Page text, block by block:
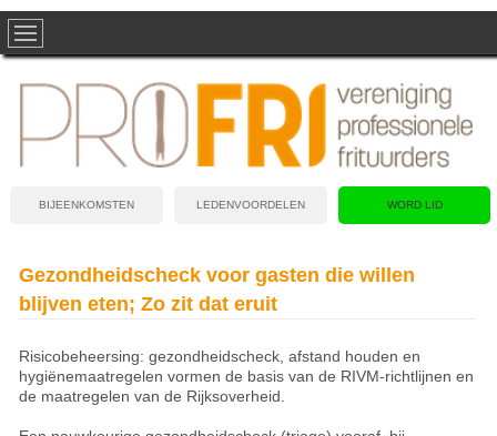
BIJEENKOMSTEN LEDENVOORDELEN WORD LID
Gezondheidscheck voor gasten die willen
blijven eten; Zo zit dat eruit
Risicobeheersing: gezondheidscheck, afstand houden en
hygiënemaatregelen vormen de basis van de RIVM-richtlijnen en
de maatregelen van de Rijksoverheid.